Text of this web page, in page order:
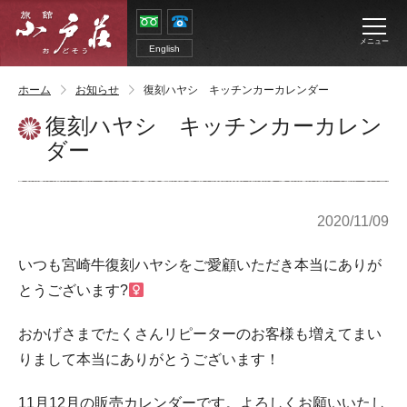
English
メニュー
ホーム お知らせ 復刻ハヤシ キッチンカーカレンダー
復刻ハヤシ キッチンカーカレン
ダー
2020/11/09
いつも宮崎牛復刻ハヤシをご愛顧いただき本当にありが
とうございます?‍
おかげさまでたくさんリピーターのお客様も増えてまい
りまして本当にありがとうございます！
11月12月の販売カレンダーです。よろしくお願いいたし